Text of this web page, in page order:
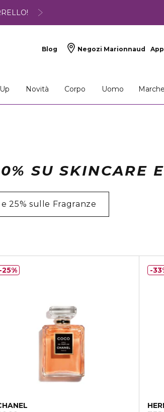
Blog Negozi Marionnaud App
Novità Corpo Uomo Marche
SU SKINCARE
25% sulle Fragranze
25%